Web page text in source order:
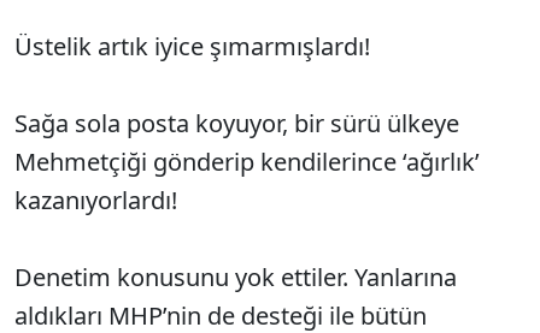
Üstelik artık iyice şımarmışlardı!
Sağa sola posta koyuyor, bir sürü ülkeye
Mehmetçiği gönderip kendilerince ‘ağırlık’
kazanıyorlardı!
Denetim konusunu yok ettiler. Yanlarına
aldıkları MHP’nin de desteği ile bütün